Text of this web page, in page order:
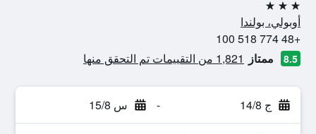
3 نجوم
أوبولي، بولندا
+48 774 518 100
8.5 ممتاز 1,821 من التقييمات تم التحقق منها
ج 14/8 - س 15/8